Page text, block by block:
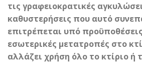
τις γραφειοκρατικές
καθυστερήσεις που αυτό
επιτρέπεται υπό
εσωτερικές μετατροπές στο
αλλάζει χρήση όλο το κτίριο ή